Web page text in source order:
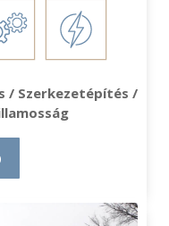
/ Szerkezetépítés /